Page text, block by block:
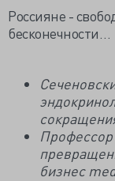
Россияне -
бесконечности…
бизнес